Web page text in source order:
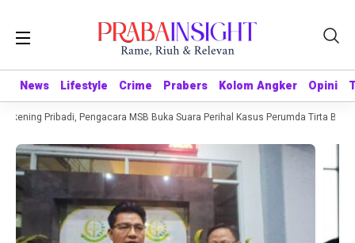
News Lifestyle Crime Prabers Kolom Angker Opini
News Lifestyle Crime Prabers Kolom Angker Opini
Pribadi, Pengacara MSB Buka Suara Perihal Kasus Perumda Tirta